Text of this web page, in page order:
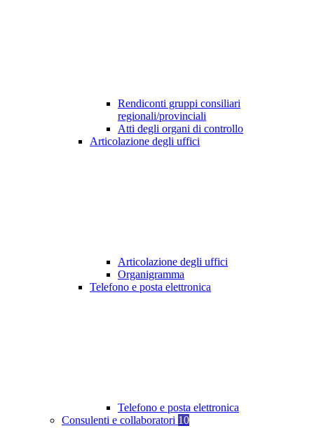
Rendiconti gruppi consiliari
regionali/provinciali
Atti degli organi di controllo
Articolazione degli uffici
Articolazione degli uffici
Organigramma
Telefono e posta elettronica
Telefono e posta elettronica
Consulenti e collaboratori 10